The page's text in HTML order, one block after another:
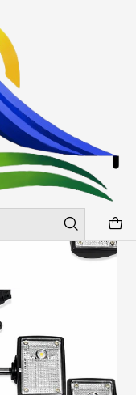
Araña